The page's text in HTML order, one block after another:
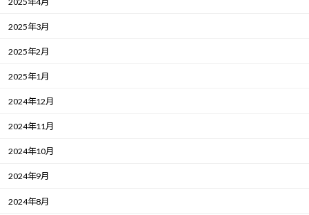
2025年3月
2025年2月
2025年1月
2024年12月
2024年11月
2024年10月
2024年9月
2024年8月